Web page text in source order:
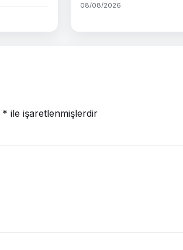
08/08/2026
* ile işaretlenmişlerdir